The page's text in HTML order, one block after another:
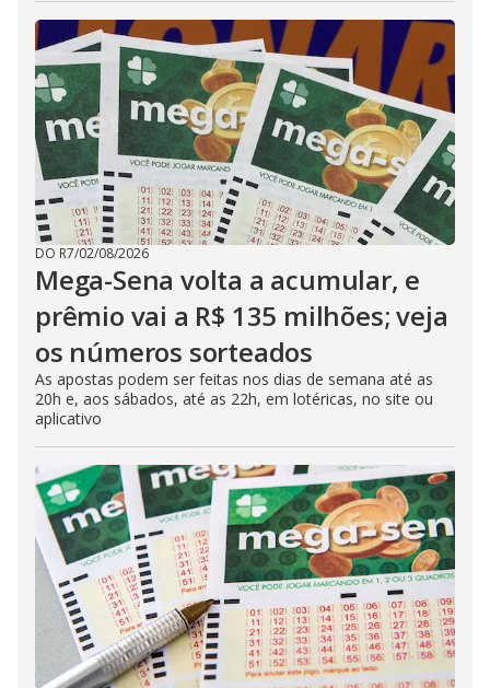
DO R7/02/08/2026
Mega-Sena volta a acumular, e
prêmio vai a R$ 135 milhões; veja
os números sorteados
As apostas podem ser feitas nos dias de semana até as
20h e, aos sábados, até as 22h, em lotéricas, no site ou
aplicativo